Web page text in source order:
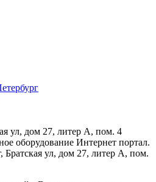
ул, дом 27, литер А, пом. 4
оборудование Интернет портал.
Братская ул, дом 27, литер А, пом.